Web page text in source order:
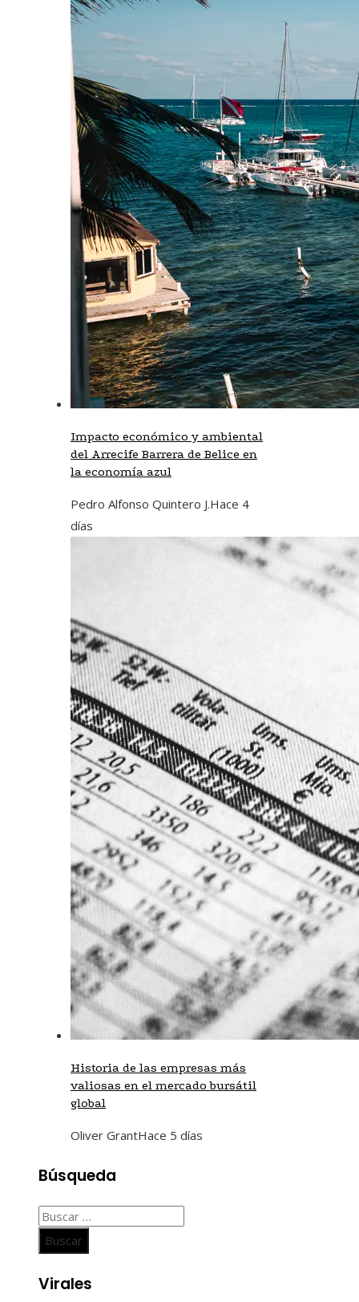
Impacto económico y ambiental
del Arrecife Barrera de Belice en
la economía azul
Pedro Alfonso Quintero J.Hace 4
días
Historia de las empresas más
valiosas en el mercado bursátil
global
Oliver GrantHace 5 días
Búsqueda
Buscar:
Virales